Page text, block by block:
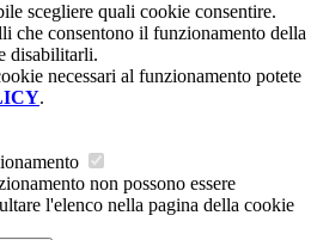
scegliere quali cookie consentire.
che consentono il funzionamento della
disabilitarli.
necessari al funzionamento potete
.
non possono essere
l'elenco nella pagina della cookie